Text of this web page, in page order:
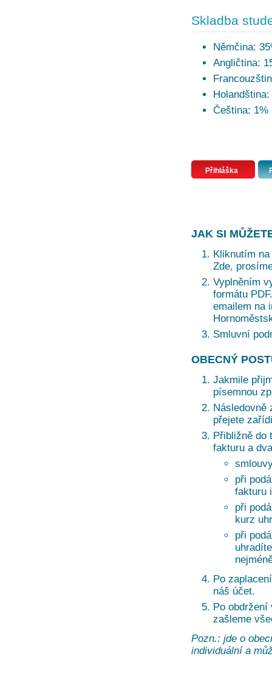
Skladba
Němčina:
Angličtina:
Čeština: 1%
Přihláška
JAK SI
Kliknutím
Zde,
Vyplněním
formátu
emailem na
Smluvní
OBECNÝ
Jakmile
písemnou
Následovně
přejete
Přibližně do
fakturu a
při
fakturu
při
kurz
při
Po
náš účet.
Po obdržení
zašleme
Pozn.: jde o
individuální a